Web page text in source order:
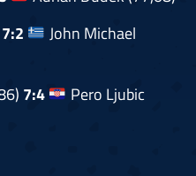
7:2
John Michael
7:4
Pero Ljubic